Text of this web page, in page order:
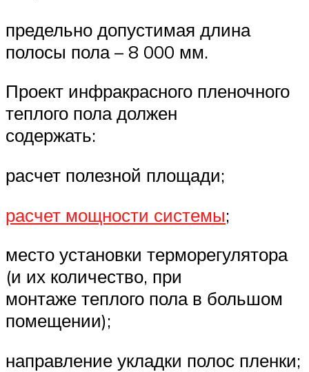
предельно допустимая длина
полосы пола – 8 000 мм.
Проект инфракрасного пленочного
теплого пола должен
содержать:
расчет полезной площади;
расчет мощности системы;
место установки терморегулятора
(и их количество, при
монтаже теплого пола в большом
помещении);
направление укладки полос пленки;